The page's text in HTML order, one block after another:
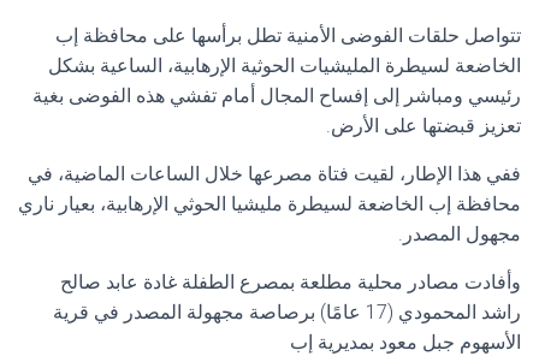
تتواصل حلقات الفوضى الأمنية تطل برأسها على محافظة إب
الخاضعة لسيطرة المليشيات الحوثية الإرهابية، الساعية بشكل
رئيسي ومباشر إلى إفساح المجال أمام تفشي هذه الفوضى بغية
تعزيز قبضتها على الأرض.
ففي هذا الإطار، لقيت فتاة مصرعها خلال الساعات الماضية، في
محافظة إب الخاضعة لسيطرة مليشيا الحوثي الإرهابية، بعيار ناري
مجهول المصدر.
وأفادت مصادر محلية مطلعة بمصرع الطفلة غادة عابد صالح
راشد المحمودي (17 عامًا) برصاصة مجهولة المصدر في قرية
الأسهوم جبل معود بمديرية إب